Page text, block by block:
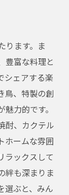
ります。ま
豊富な料理と
シェアする楽
鳥、特製の創
力的です。
酎、カクテル
ホームな雰囲
ラックスして
絆も深まりま
選ぶと、みん